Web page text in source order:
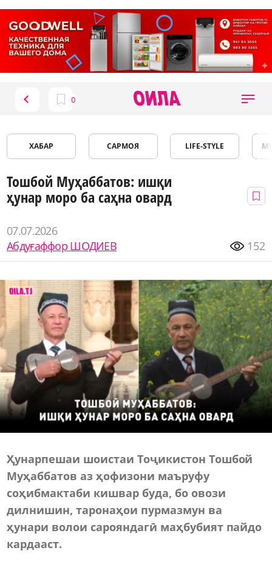
ХАБАР САРМОЯ LIFE-STYLE
Тошбой Муҳаббатов: ишқи
ҳунар моро ба саҳна овард
07.07.2026
Абдуғаффор ШОДИЕВ
152
Ҳунарпешаи шоистаи Тоҷикистон Тошбой
Муҳаббатов аз ҳофизони маъруфу
соҳибмактаби кишвар буда, бо овози
дилнишин, таронаҳои пурмазмун ва
ҳунари волои сарояндагӣ маҳбубият пайдо
кардааст.